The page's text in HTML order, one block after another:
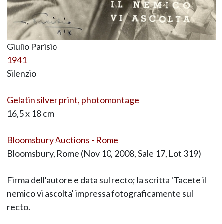
Giulio Parisio
1941
Silenzio
Gelatin silver print, photomontage
16,5 x 18 cm
Bloomsbury Auctions - Rome
Bloomsbury, Rome (Nov 10, 2008, Sale 17, Lot 319)
Firma dell'autore e data sul recto; la scritta 'Tacete il
nemico vi ascolta' impressa fotograficamente sul
recto.